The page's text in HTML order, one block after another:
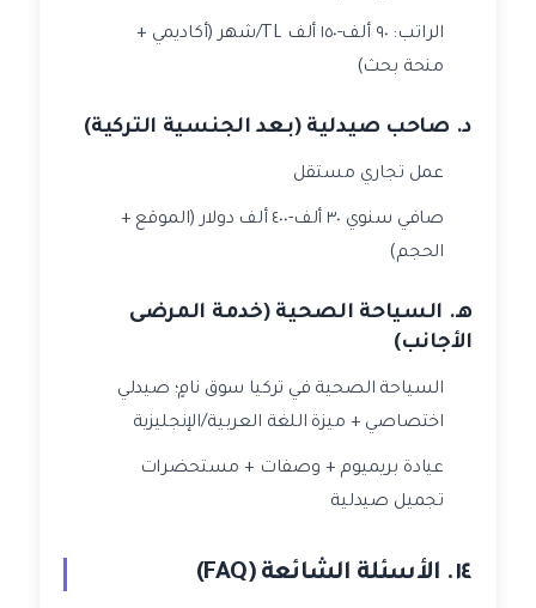
الراتب: ٩٠ ألف-١٥٠ ألف TL/شهر (أكاديمي +
منحة بحث)
د. صاحب صيدلية (بعد الجنسية التركية)
عمل تجاري مستقل
صافي سنوي ٣٠ ألف-٤٠٠ ألف دولار (الموقع +
الحجم)
هـ. السياحة الصحية (خدمة المرضى
الأجانب)
السياحة الصحية في تركيا سوق نامٍ؛ صيدلي
اختصاصي + ميزة اللغة العربية/الإنجليزية
عيادة بريميوم + وصفات + مستحضرات
تجميل صيدلية
١٤. الأسئلة الشائعة (FAQ)